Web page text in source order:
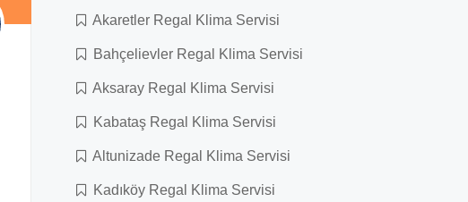
Akaretler Regal Klima Servisi
Bahçelievler Regal Klima Servisi
Aksaray Regal Klima Servisi
Kabataş Regal Klima Servisi
Altunizade Regal Klima Servisi
Kadıköy Regal Klima Servisi